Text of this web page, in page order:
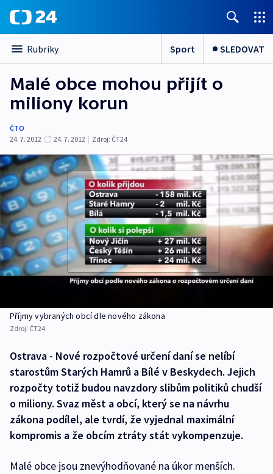
Rubriky Sport SLEDOVAT
Malé obce mohou přijít o
miliony korun
ČTO
24. 7. 2012
24. 7. 2012 | Zdroj: ČT24
Příjmy vybraných obcí dle nového zákona
Zdroj: ČT24
Ostrava - Nové rozpočtové určení daní se nelíbí
starostům Starých Hamrů a Bílé v Beskydech. Jejich
rozpočty totiž budou navzdory slibům politiků chudší
o miliony. Svaz měst a obcí, který se na návrhu
zákona podílel, ale tvrdí, že vyjednal maximální
kompromis a že obcím ztráty stát vykompenzuje.
Malé obce jsou znevýhodňované na úkor menších.